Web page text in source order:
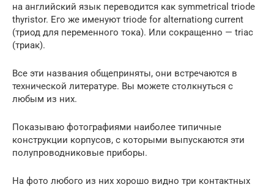
на английский язык переводится как symmetrical triode
thyristor. Его же именуют triode for alternationg current
(триод для переменного тока). Или сокращенно — triac
(триак).
Все эти названия общеприняты, они встречаются в
технической литературе. Вы можете столкнуться с
любым из них.
Показываю фотографиями наиболее типичные
конструкции корпусов, с которыми выпускаются эти
полупроводниковые приборы.
На фото любого из них хорошо видно три контактных